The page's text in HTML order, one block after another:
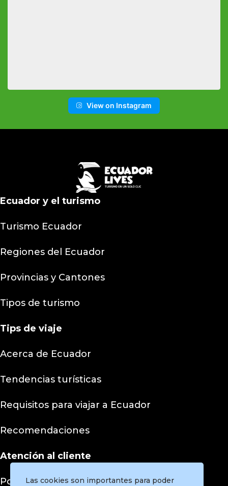
View on Instagram
Ecuador y el turismo
Turismo Ecuador
Regiones del Ecuador
Provincias y Cantones
Tipos de turismo
Tips de viaje
Acerca de Ecuador
Tendencias turísticas
Requisitos para viajar a Ecuador
Recomendaciones
Atención al cliente
Políticas de privacidad
Las cookies son importantes para poder